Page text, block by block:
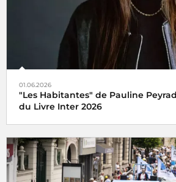
01.06.2026
"Les Habitantes" de Pauline
du Livre Inter 2026